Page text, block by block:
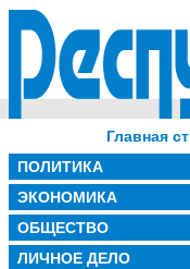
Главная
ПОЛИТИКА
ЭКОНОМИКА
ОБЩЕСТВО
ЛИЧНОЕ ДЕЛО